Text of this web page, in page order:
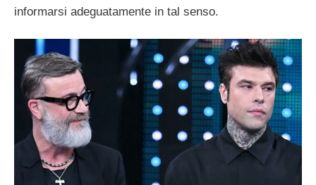
informarsi adeguatamente in tal senso.